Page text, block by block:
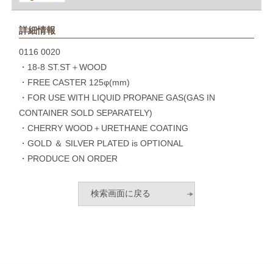
詳細情報
0116 0020
・18-8 ST.ST＋WOOD
・FREE CASTER 125φ(mm)
・FOR USE WITH LIQUID PROPANE GAS(GAS IN
CONTAINER SOLD SEPARATELY)
・CHERRY WOOD＋URETHANE COATING
・GOLD ＆ SILVER PLATED is OPTIONAL
・PRODUCE ON ORDER